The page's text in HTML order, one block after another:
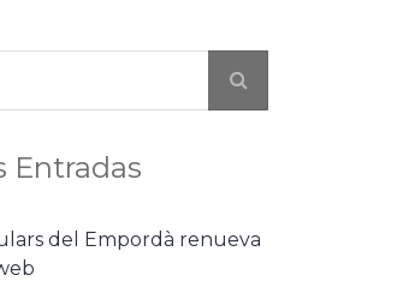
Entradas
del Empordà renueva